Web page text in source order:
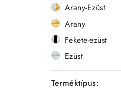
Arany-Ezüst
Arany
Fekete-ezüst
Ezüst
Terméktípus: